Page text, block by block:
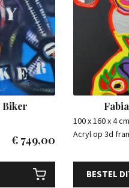
Biker
€ 749,00
100 x 160 x 4 cm
Acryl op 3d
BESTEL